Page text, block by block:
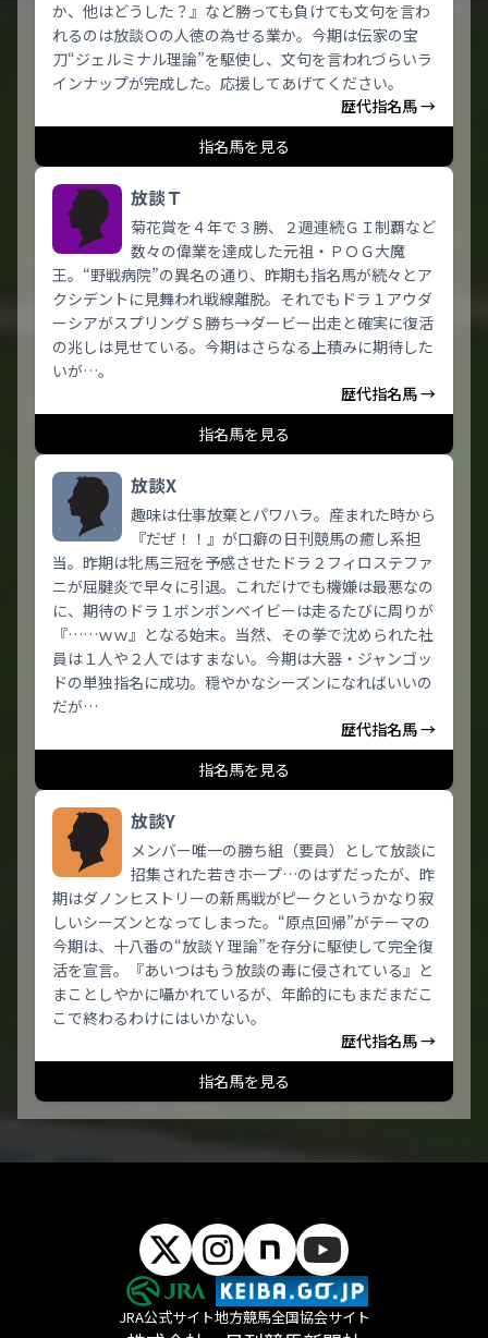
か、他はどうした？』など勝っても負けても文句を言わ
れるのは放談Ｏの人徳の為せる業か。今期は伝家の宝
刀“ジェルミナル理論”を駆使し、文句を言われづらいラ
インナップが完成した。応援してあげてください。
歴代指名馬 →
指名馬を見る
放談Ｔ
菊花賞を４年で３勝、２週連続ＧＩ制覇など
数々の偉業を達成した元祖・ＰＯＧ大魔
王。“野戦病院”の異名の通り、昨期も指名馬が続々とア
クシデントに見舞われ戦線離脱。それでもドラ１アウダ
ーシアがスプリングＳ勝ち→ダービー出走と確実に復活
の兆しは見せている。今期はさらなる上積みに期待した
いが…。
歴代指名馬 →
指名馬を見る
放談X
趣味は仕事放棄とパワハラ。産まれた時から
『だぜ！！』が口癖の日刊競馬の癒し系担
当。昨期は牝馬三冠を予感させたドラ２フィロステファ
ニが屈腱炎で早々に引退。これだけでも機嫌は最悪なの
に、期待のドラ１ボンボンベイビーは走るたびに周りが
『……ｗｗ』となる始末。当然、その拳で沈められた社
員は１人や２人ではすまない。今期は大器・ジャンゴッ
ドの単独指名に成功。穏やかなシーズンになればいいの
だが…
歴代指名馬 →
指名馬を見る
放談Y
メンバー唯一の勝ち組（要員）として放談に
招集された若きホープ…のはずだったが、昨
期はダノンヒストリーの新馬戦がピークというかなり寂
しいシーズンとなってしまった。“原点回帰”がテーマの
今期は、十八番の“放談Ｙ理論”を存分に駆使して完全復
活を宣言。『あいつはもう放談の毒に侵されている』と
まことしやかに囁かれているが、年齢的にもまだまだこ
こで終わるわけにはいかない。
歴代指名馬 →
指名馬を見る
JRA公式サイト地方競馬全国協会サイト